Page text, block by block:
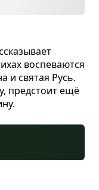
вос­пе­ва­ются
и свя­тая Русь.
пред­стоит ещё